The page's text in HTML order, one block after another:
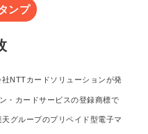
ンプ
NTTカードソリューションが発
・カードサービスの登録商標で
グループのプリペイド型電子マ